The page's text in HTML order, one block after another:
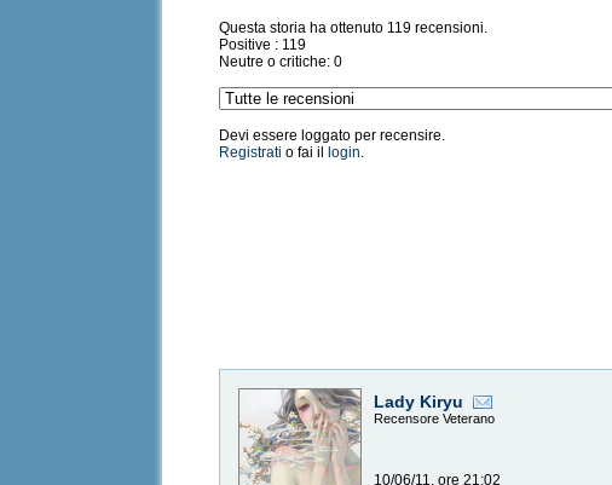
Questa storia ha ottenuto 119 recensioni.
Positive : 119
Neutre o critiche: 0
Devi essere loggato per recensire.
Registrati o fai il login.
Lady Kiryu
Recensore Veterano
10/06/11, ore 21:02